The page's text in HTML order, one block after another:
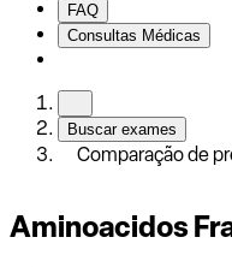
FAQ
Consultas Médicas
Buscar exames
Comparação de
Aminoacidos